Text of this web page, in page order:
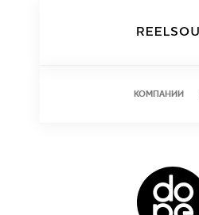
КОМПАНИИ